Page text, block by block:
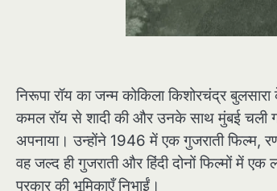
निरूपा रॉय का जन्म कोकिला किशोरचंद्र
कमल रॉय से शादी की और उनके साथ मुंबई चली
अपनाया। उन्होंने 1946 में एक गुजराती
वह जल्द ही गुजराती और हिंदी दोनों फिल्मों में
प्रकार की भूमिकाएँ निभाईं।